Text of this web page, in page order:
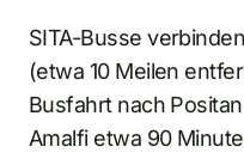
SITA-Busse
(etwa 10 Meilen
Busfahrt nach
Amalfi etwa 90